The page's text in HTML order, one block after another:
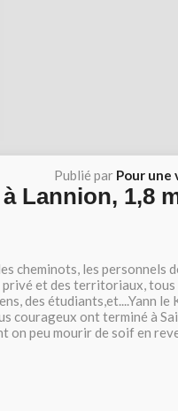
Publié par Pour une
Lannion, 1,8
cheminots, les personnels
et des territoriaux, tous
des étudiants,et....Yann
courageux ont terminé à
on peu mourir de soif en